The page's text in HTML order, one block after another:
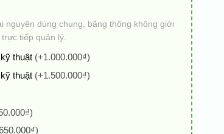
nguyên dùng chung, băng thông không giới
trực tiếp quản lý.
thuật (+1.000.000₫)
thuật (+1.500.000₫)